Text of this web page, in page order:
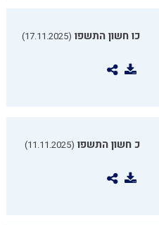
כו חשון התשפו (17.11.2025)
כ חשון התשפו (11.11.2025)